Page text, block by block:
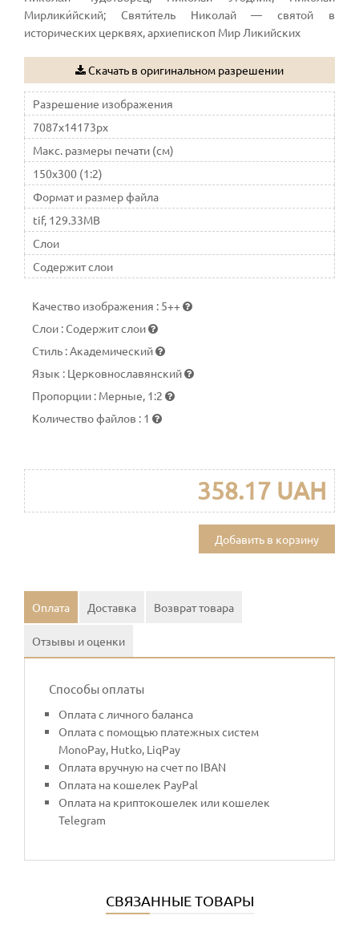
Мирлики́йский; Святи́тель Николай — святой в
исторических церквях, архиепископ Мир Ликийских
Скачать в оригинальном разрешении
Разрешение изображения
7087x14173px
Макс. размеры печати (см)
150x300 (1:2)
Формат и размер файла
tif, 129.33MB
Слои
Содержит слои
Качество изображения : 5++
Слои :Содержит слои
Стиль : Академический
Язык : Церковнославянский
Пропорции : Мерные, 1:2
Количество файлов : 1
358.17 UAH
Добавить в корзину
Оплата Доставка Возврат товара
Отзывы и оценки
Способы оплаты
Оплата с личного баланса
Оплата с помощью платежных систем
MonoPay, Hutko, LiqPay
Оплата вручную на счет по IBAN
Оплата на кошелек PayPal
Оплата на криптокошелек или кошелек
Telegram
СВЯЗАННЫЕ ТОВАРЫ